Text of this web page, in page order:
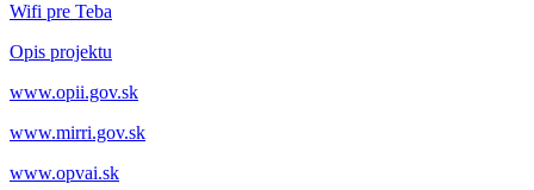
Wifi pre Teba
Opis projektu
www.opii.gov.sk
www.mirri.gov.sk
www.opvai.sk